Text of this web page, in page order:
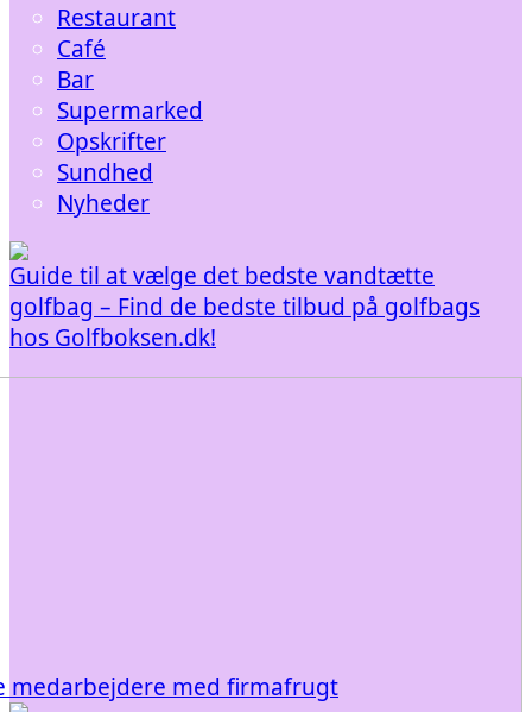
Restaurant
Café
Bar
Supermarked
Opskrifter
Sundhed
Nyheder
Guide til at vælge det bedste vandtætte
golfbag – Find de bedste tilbud på golfbags
hos Golfboksen.dk!
medarbejdere med firmafrugt